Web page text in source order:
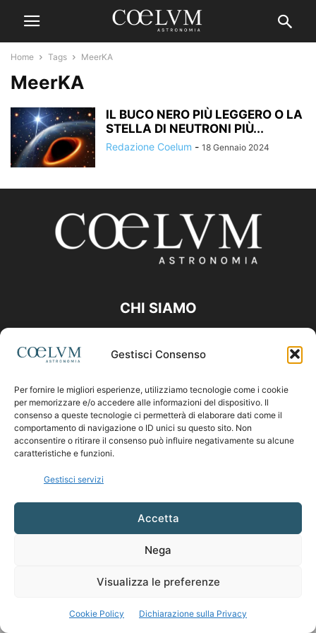
Gestisci Consenso
Per fornire le migliori esperienze, utilizziamo tecnologie come i cookie
per memorizzare e/o accedere alle informazioni del dispositivo. Il
consenso a queste tecnologie ci permetterà di elaborare dati come il
comportamento di navigazione o ID unici su questo sito. Non
acconsentire o ritirare il consenso può influire negativamente su alcune
caratteristiche e funzioni.
Gestisci servizi
Accetta
Nega
Visualizza le preferenze
Cookie Policy Dichiarazione sulla Privacy
Home Tags MeerKA
MeerKA
IL BUCO NERO PIÙ LEGGERO O LA
STELLA DI NEUTRONI PIÙ...
Redazione Coelum - 18 Gennaio 2024
CHI SIAMO
Contattaci:coelumastro@coelum.com
SEGUICI